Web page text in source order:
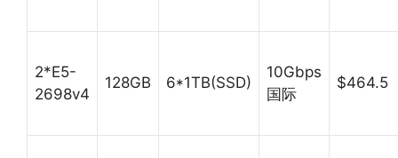
2*E5-
2698v4
128GB 6*1TB(SSD)
10Gbps
国际
$464.5